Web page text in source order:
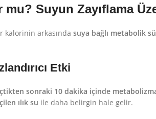
mu? Suyun Zayıflama
kalorinin arkasında suya bağlı metabolik
Etki
sonraki 10 dakika içinde metabolizma
ılık su ile daha belirgin hale gelir.